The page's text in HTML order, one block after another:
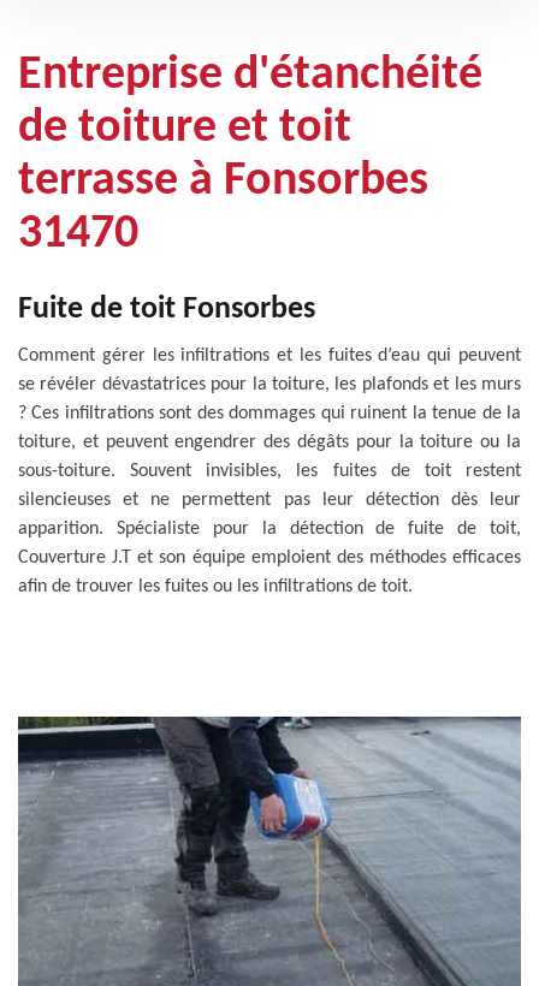
Entreprise d'étanchéité
de toiture et toit
terrasse à Fonsorbes
31470
Fuite de toit Fonsorbes
Comment gérer les infiltrations et les fuites d’eau qui peuvent
se révéler dévastatrices pour la toiture, les plafonds et les murs
? Ces infiltrations sont des dommages qui ruinent la tenue de la
toiture, et peuvent engendrer des dégâts pour la toiture ou la
sous-toiture. Souvent invisibles, les fuites de toit restent
silencieuses et ne permettent pas leur détection dès leur
apparition. Spécialiste pour la détection de fuite de toit,
Couverture J.T et son équipe emploient des méthodes efficaces
afin de trouver les fuites ou les infiltrations de toit.